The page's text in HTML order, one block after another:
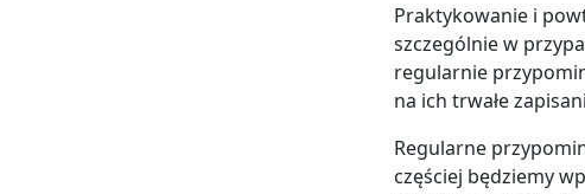
Praktykowanie i
szczególnie w
regularnie
na ich trwałe
Regularne
częściej będziemy